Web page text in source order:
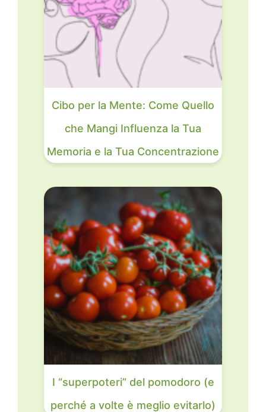
Cibo per la Mente: Come Quello
che Mangi Influenza la Tua
Memoria e la Tua Concentrazione
I “superpoteri” del pomodoro (e
perché a volte è meglio evitarlo)